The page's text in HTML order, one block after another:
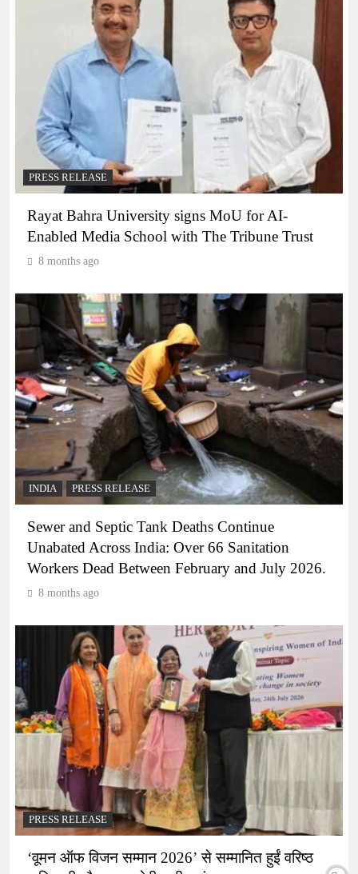
PRESS RELEASE
Rayat Bahra University signs MoU for AI-
Enabled Media School with The Tribune Trust
8 months ago
INDIA PRESS RELEASE
Sewer and Septic Tank Deaths Continue
Unabated Across India: Over 66 Sanitation
Workers Dead Between February and July 2026.
8 months ago
PRESS RELEASE
‘वूमन ऑफ विजन सम्मान 2026’ से सम्मानित हुईं वरिष्ठ